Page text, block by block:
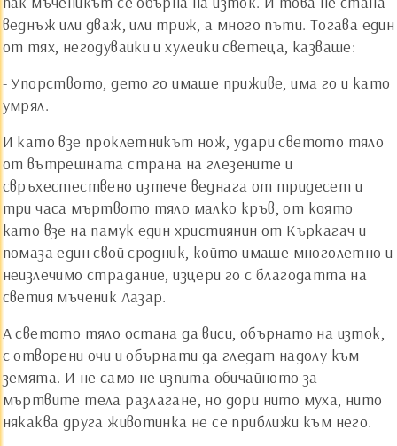
веднъж или дваж, или триж, а много пъти. Тогава един
от тях, негодувайки и хулейки светеца, казваше:
- Упорството, дето го имаше приживе, има го и като
умрял.
И като взе проклетникът нож, удари светото тяло
от вътрешната страна на глезените и
свръхестествено изтече веднага от тридесет и
три часа мъртвото тяло малко кръв, от която
като взе на памук един християнин от Къркагач и
помаза един свой сродник, който имаше многолетно и
неизлечимо страдание, изцери го с благодатта на
светия мъченик Лазар.
А светото тяло остана да виси, обърнато на изток,
с отворени очи и обърнати да гледат надолу към
земята. И не само не изпита обичайното за
мъртвите тела разлагане, но дори нито муха, нито
някаква друга животинка не се приближи към него.